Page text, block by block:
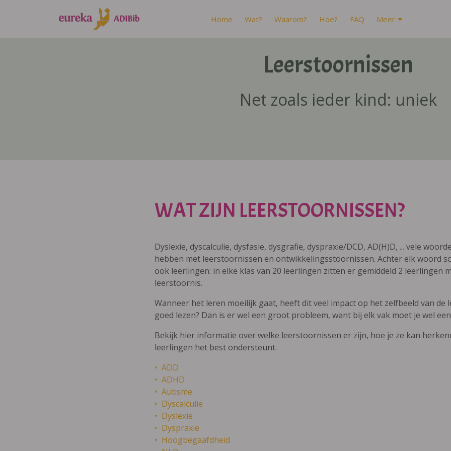
Home Wat? Waarom? Hoe? FAQ Meer
Leerstoornissen
Net zoals ieder kind: uniek
WAT ZIJN LEERSTOORNISSEN?
Dyslexie, dyscalculie, dysfasie, dysgrafie, dyspraxie/DCD, AD(H)D, ... vele
hebben met leerstoornissen en ontwikkelingsstoornissen. Achter elk woord
ook leerlingen: in elke klas van 20 leerlingen zitten er gemiddeld 2 leerlingen
leerstoornis.
Wanneer het leren moeilijk gaat, heeft dit veel impact op het zelfbeeld van de
goed lezen? Dan is er wel een groot probleem, want bij elk vak moet je wel
Bekijk hier informatie over welke leerstoornissen er zijn, hoe je ze kan
leerlingen het best ondersteunt.
ADD
ADHD
Autisme
Dyscalculie
Dyslexie
Dyspraxie
Hoogbegaafdheid